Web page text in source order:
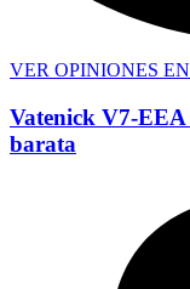
VER OPINIONES
Vatenick V7-
barata